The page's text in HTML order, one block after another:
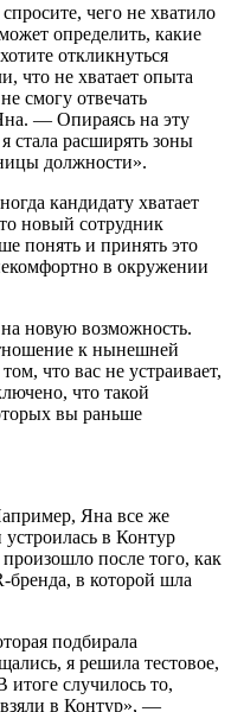
чего не хватило
определить, какие
откликнуться
что не хватает опыта
смогу отвечать
— Опираясь на эту
стала расширять зоны
должности».
кандидату хватает
новый сотрудник
понять и принять это
в окружении
новую возможность.
к нынешней
что вас не устраивает,
что такой
вы раньше
Яна все же
устроилась в Контур
после того, как
бренда, в которой шла
подбирала
я решила тестовое,
случилось то,
в Контур», —